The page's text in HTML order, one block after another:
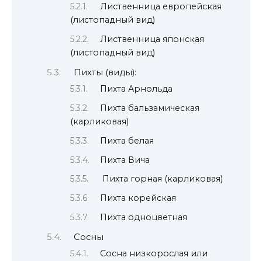
Лиственница европейская
(листопадный вид)
Лиственница японская
(листопадный вид)
Пихты (виды):
Пихта Арнольда
Пихта бальзамическая
(карликовая)
Пихта белая
Пихта Вича
Пихта горная (карликовая)
Пихта корейская
Пихта одноцветная
Сосны
Сосна низкорослая или